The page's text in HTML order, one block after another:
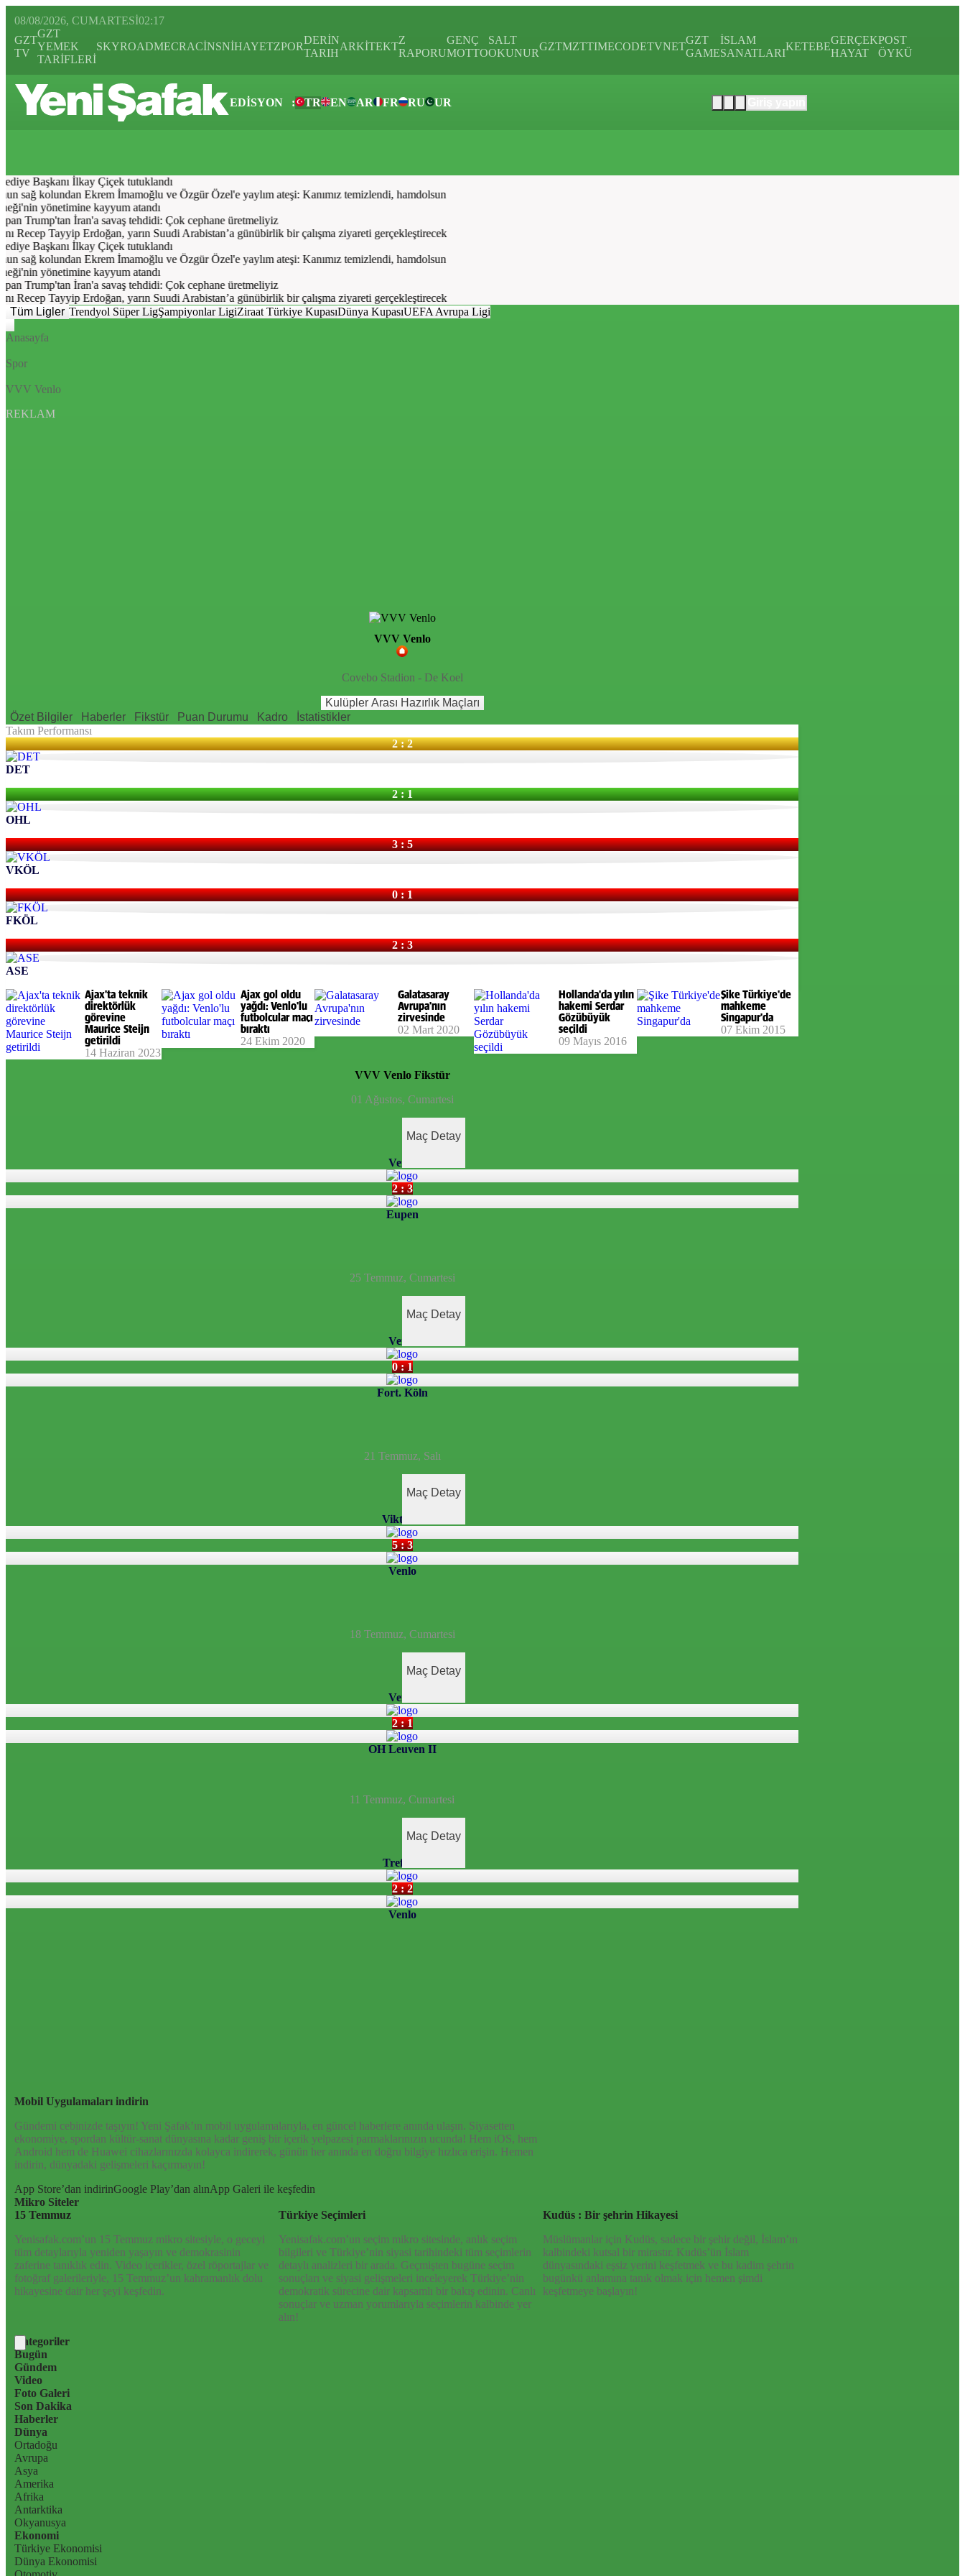
08/08/2026, CUMARTESI02:17
GZT
TV
GZT
YEMEK
TARİFLERİ
SKYROADMECRACİNSNİHAYETZPOR
DERİN
TARIH
ARKİTEKT
Z
RAPORU
GENÇ
MOTTO
SALT
OKUNUR
GZTMZTTIMECODETVNET
GZT
GAME
İSLAM
SANATLARI
KETEBE
GERÇEK
HAYAT
POST
ÖYKÜ
EDİSYON : TR EN AR FR RU UR
Başkanı İlkay Çiçek tutuklandı
sağ kolundan Ekrem İmamoğlu ve Özgür Özel'e yaylım ateşi: Kanımız temizlendi, hamdolsun
yönetimine kayyum atandı
Trump'tan İran'a savaş tehdidi: Çok cephane üretmeliyiz
Recep Tayyip Erdoğan, yarın Suudi Arabistan’a günübirlik bir çalışma ziyareti gerçekleştirecek
Başkanı İlkay Çiçek tutuklandı
sağ kolundan Ekrem İmamoğlu ve Özgür Özel'e yaylım ateşi: Kanımız temizlendi, hamdolsun
yönetimine kayyum atandı
Trump'tan İran'a savaş tehdidi: Çok cephane üretmeliyiz
Recep Tayyip Erdoğan, yarın Suudi Arabistan’a günübirlik bir çalışma ziyareti gerçekleştirecek
Tüm Ligler Trendyol Süper LigŞampiyonlar LigiZiraat Türkiye KupasıDünya KupasıUEFA Avrupa Ligi
Anasayfa
Spor
VVV Venlo
REKLAM
VVV Venlo
Covebo Stadion - De Koel
Kulüpler Arası Hazırlık Maçları
Özet Bilgiler
Haberler Fikstür Puan Durumu Kadro
İstatistikler
Takım Performansı
2 : 2
DET
2 : 1
OHL
3 : 5
VKÖL
0 : 1
FKÖL
2 : 3
ASE
Ajax'ta teknik
direktörlük
görevine
Maurice Steijn
getirildi
14 Haziran 2023
Ajax gol oldu
yağdı: Venlo'lu
futbolcular maçı
bıraktı
24 Ekim 2020
Galatasaray
Avrupa'nın
zirvesinde
02 Mart 2020
Hollanda'da yılın
hakemi Serdar
Gözübüyük
seçildi
09 Mayıs 2016
Şike Türkiye'de
mahkeme
Singapur'da
07 Ekim 2015
VVV Venlo Fikstür
01 Ağustos, Cumartesi
Maç Detay
Venlo
2 : 3
Eupen
25 Temmuz, Cumartesi
Maç Detay
Venlo
0 : 1
Fort. Köln
21 Temmuz, Salı
Maç Detay
Viktoria
5 : 3
Venlo
18 Temmuz, Cumartesi
Maç Detay
Venlo
2 : 1
OH Leuven II
11 Temmuz, Cumartesi
Maç Detay
Treffers
2 : 2
Venlo
Mobil Uygulamaları indirin
Gündemi cebinizde taşıyın! Yeni Şafak’ın mobil uygulamalarıyla, en güncel haberlere anında ulaşın. Siyasetten
ekonomiye, spordan kültür-sanat dünyasına kadar geniş bir içerik yelpazesi parmaklarınızın ucunda! Hem iOS, hem
Android hem de Huawei cihazlarınızda kolayca indirerek, günün her anında en doğru bilgiye hızlıca erişin. Hemen
indirin, dünyadaki gelişmeleri kaçırmayın!
App Store’dan indirinGoogle Play’dan alınApp Galeri ile keşfedin
Mikro Siteler
15 Temmuz
Yenisafak.com’un 15 Temmuz mikro sitesiyle, o geceyi
tüm detaylarıyla yeniden yaşayın ve demokrasinin
zaferine tanıklık edin. Video içerikler, özel röportajlar ve
fotoğraf galerileriyle, 15 Temmuz’un kahramanlık dolu
hikayesine dair her şeyi keşfedin.
Türkiye Seçimleri
Yenisafak.com’un seçim mikro sitesinde, anlık seçim
bilgileri ve Türkiye’nin siyasi tarihindeki tüm seçimlerin
detaylı analizleri bir arada. Geçmişten bugüne seçim
sonuçları ve siyasi gelişmeleri inceleyerek Türkiye’nin
demokratik sürecine dair kapsamlı bir bakış edinin. Canlı
sonuçlar ve uzman yorumlarıyla seçimlerin kalbinde yer
alın!
Kudüs : Bir şehrin Hikayesi
Müslümanlar için Kudüs, sadece bir şehir değil, İslam’ın
kalbindeki kutsal bir mirastır. Kudüs’ün İslam
dünyasındaki eşsiz yerini keşfetmek ve bu kadim şehrin
bugünkü anlamına tanık olmak için hemen şimdi
keşfetmeye başlayın!
Kategoriler
Bugün
Gündem
Video
Foto Galeri
Son Dakika
Haberler
Dünya
Ortadoğu
Avrupa
Asya
Amerika
Afrika
Antarktika
Okyanusya
Ekonomi
Türkiye Ekonomisi
Dünya Ekonomisi